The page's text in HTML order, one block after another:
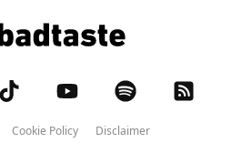
Cookie Policy
Disclaimer